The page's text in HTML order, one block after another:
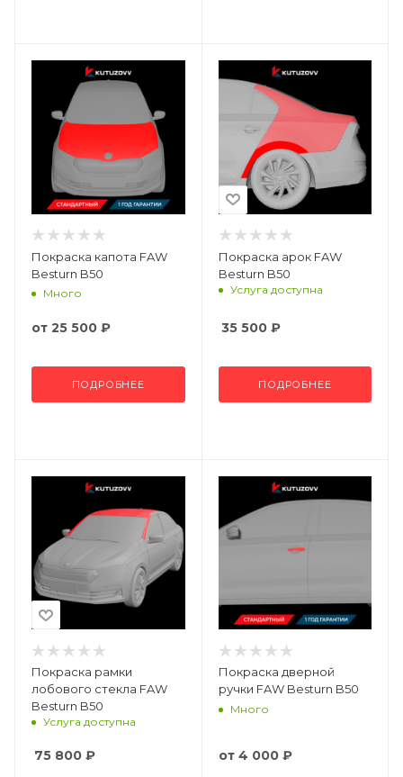
Покраска капота FAW
Besturn B50
Много
от 25 500 ₽
ПОДРОБНЕЕ
Покраска арок FAW
Besturn B50
Услуга доступна
35 500₽
ПОДРОБНЕЕ
Покраска рамки
лобового стекла FAW
Besturn B50
Услуга доступна
75 800 ₽
Покраска дверной
ручки FAW Besturn B50
Много
от 4 000 ₽